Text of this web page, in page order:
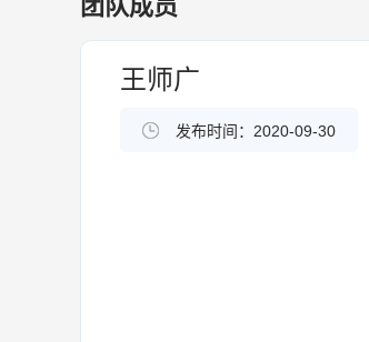
团队成员
王师广
发布时间：2020-09-30